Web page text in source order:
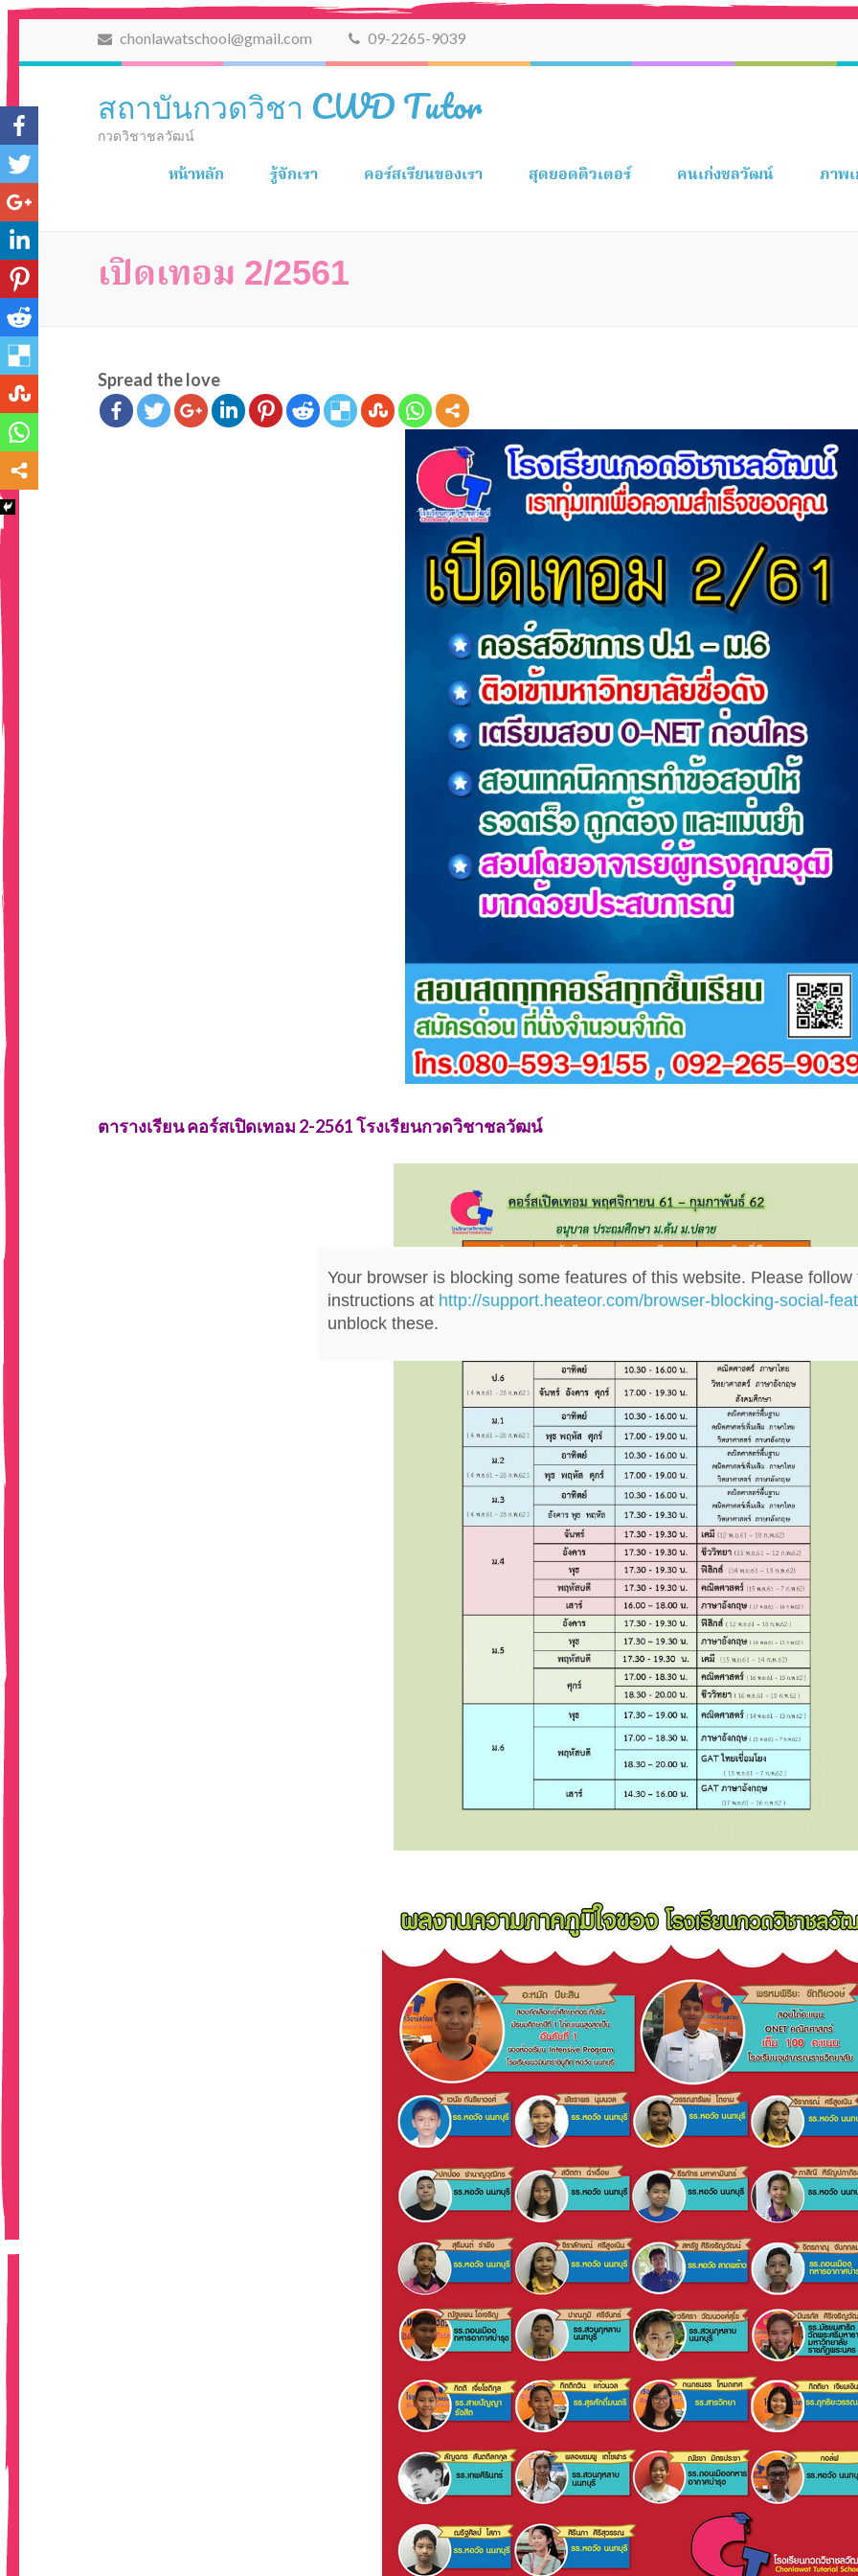
chonlawatschool@gmail.com 09-2265-9039
สถาบันกวดวิชา CWD Tutor
กวดวิชาชลวัฒน์
หน้าหลัก รู้จักเรา คอร์สเรียนของเรา สุดยอดติวเตอร์ คนเก่งชลวัฒน์ ภาพ
เปิดเทอม 2/2561
Spread the love
ตารางเรียน คอร์สเปิดเทอม 2-2561 โรงเรียนกวดวิชาชลวัฒน์
Your browser is blocking some features of this website. Please follow
instructions at http://support.heateor.com/browser-blocking-social-
unblock these.